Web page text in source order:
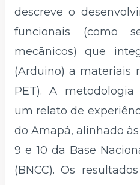
descreve o
funcionais (como
mecânicos) que
(Arduino) a materiais
PET). A metodologia
um relato de
do Amapá, alinhado
9 e 10 da Base
(BNCC). Os